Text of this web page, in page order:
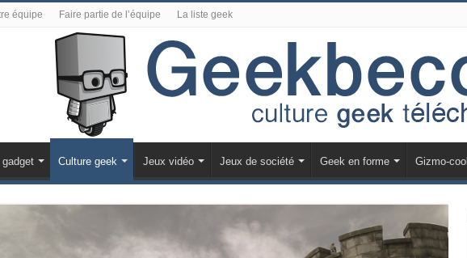
équipe Faire partie de l’équipe La liste geek
Culture geek Jeux vidéo Jeux de société Geek en forme Gizmo-cool